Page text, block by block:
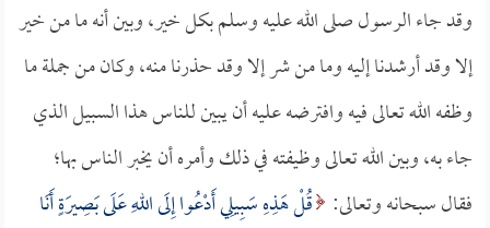
وقد جاء الرسول صلى الله عليه وسلم بكل خير، وبين أنه ما من خير
إلا وقد أرشدنا إليه وما من شر إلا وقد حذرنا منه، وكان من جملة ما
وظفه الله تعالى فيه وافترضه عليه أن يبين للناس هذا السبيل الذي
جاء به، وبين الله تعالى وظيفته في ذلك وأمره أن يخبر الناس بها؛
فقال سبحانه وتعالى: قُلْ هَذِهِ سَبِيلِي أَدْعُوا إِلَى اللهِ عَلَى بَصِيرَةٍ أَنَا